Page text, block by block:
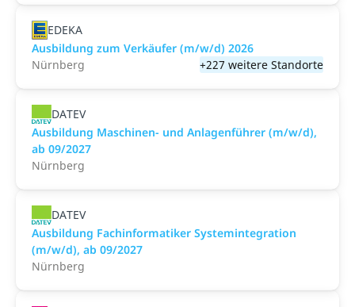
EDEKA
Ausbildung zum Verkäufer (m/w/d) 2026
Nürnberg
+227 weitere Standorte
DATEV
Ausbildung Maschinen- und Anlagenführer (m/w/d),
ab 09/2027
Nürnberg
DATEV
Ausbildung Fachinformatiker Systemintegration
(m/w/d), ab 09/2027
Nürnberg